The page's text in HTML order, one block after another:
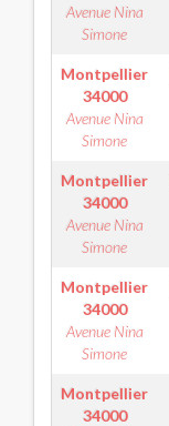
Avenue Nina
Simone
Montpellier
34000
Avenue Nina
Simone
Montpellier
34000
Avenue Nina
Simone
Montpellier
34000
Avenue Nina
Simone
Montpellier
34000